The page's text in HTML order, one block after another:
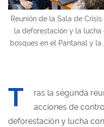
Reunión de la Sala de
la deforestación y la
bosques en el Pantanal y
T
ras la segunda
acciones de
deforestación y lucha